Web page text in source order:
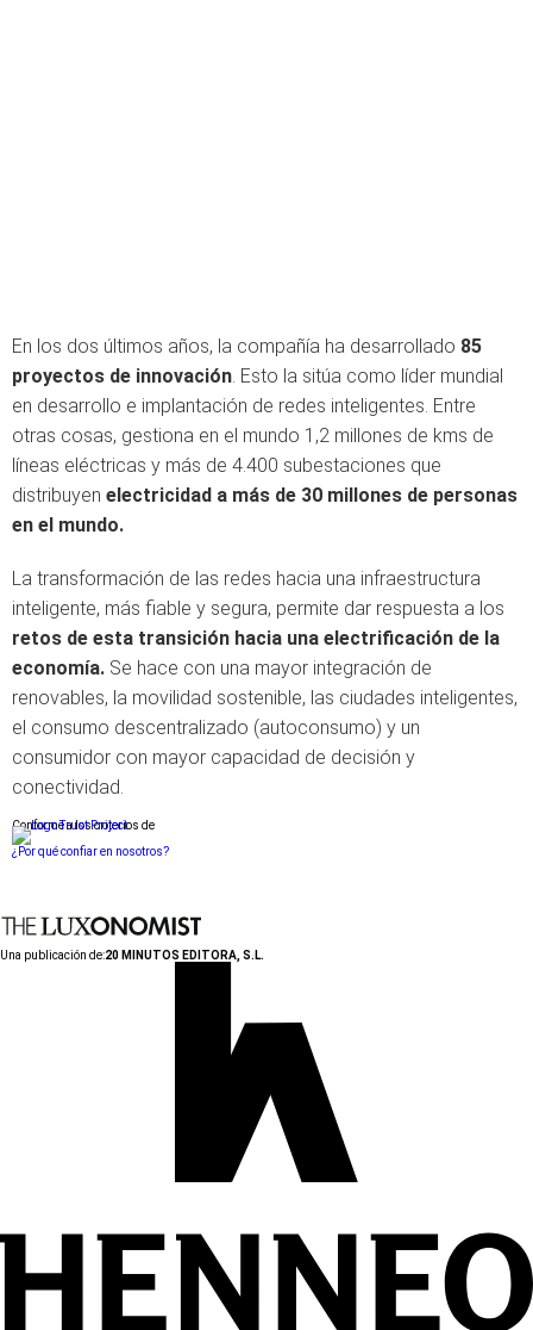
En los dos últimos años, la compañía ha desarrollado 85
proyectos de innovación. Esto la sitúa como líder mundial
en desarrollo e implantación de redes inteligentes. Entre
otras cosas, gestiona en el mundo 1,2 millones de kms de
líneas eléctricas y más de 4.400 subestaciones que
distribuyen electricidad a más de 30 millones de personas
en el mundo.
La transformación de las redes hacia una infraestructura
inteligente, más fiable y segura, permite dar respuesta a los
retos de esta transición hacia una electrificación de la
economía. Se hace con una mayor integración de
renovables, la movilidad sostenible, las ciudades inteligentes,
el consumo descentralizado (autoconsumo) y un
consumidor con mayor capacidad de decisión y
conectividad.
Conforme a los criterios de
¿Por qué confiar en nosotros?
Una publicación de:20 MINUTOS EDITORA, S.L.